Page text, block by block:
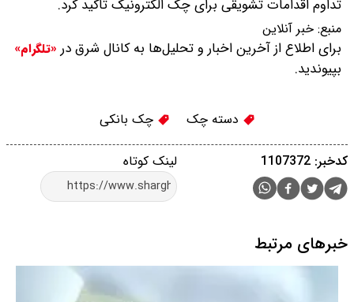
تداوم اقدامات تشویقی برای چک الکترونیک تاکید کرد.
منبع: خبر آنلاین
برای اطلاع از آخرین اخبار و تحلیل‌ها به کانال شرق در «تلگرام»
بپیوندید.
دسته چک چک بانکی
لینک کوتاه کدخبر: 1107372
خبرهای مرتبط